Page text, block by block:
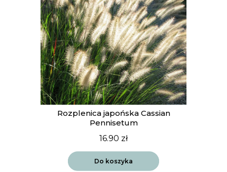
Rozplenica japońska Cassian
Pennisetum
16.90 zł
Do koszyka